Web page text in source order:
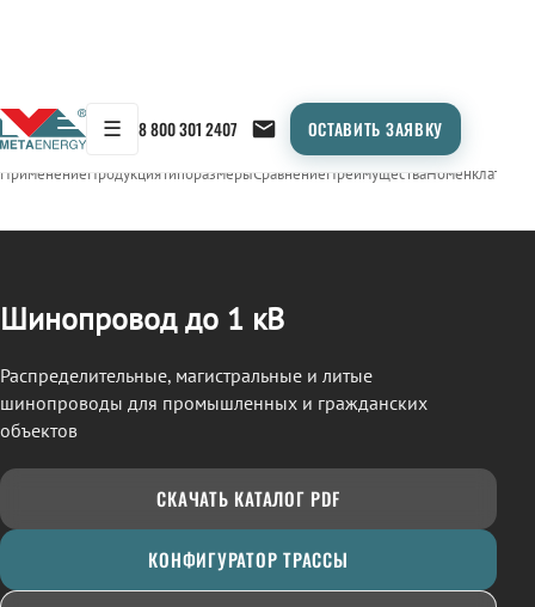
☰ 8 800 301 2407 ОСТАВИТЬ ЗАЯВКУ
← Продукция/ШИНОПРОВОД
ПрименениеПродукцияТипоразмерыСравнениеПреимуществаНоменклатура
Шинопровод до 1 кВ
Распределительные, магистральные и литые
шинопроводы для промышленных и гражданских
объектов
СКАЧАТЬ КАТАЛОГ PDF
КОНФИГУРАТОР ТРАССЫ